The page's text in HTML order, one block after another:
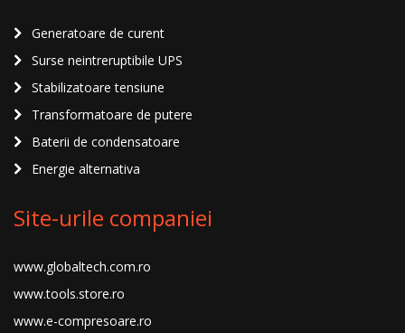
Generatoare de curent
Surse neintreruptibile UPS
Stabilizatoare tensiune
Transformatoare de putere
Baterii de condensatoare
Energie alternativa
Site-urile companiei
www.globaltech.com.ro
www.tools.store.ro
www.e-compresoare.ro